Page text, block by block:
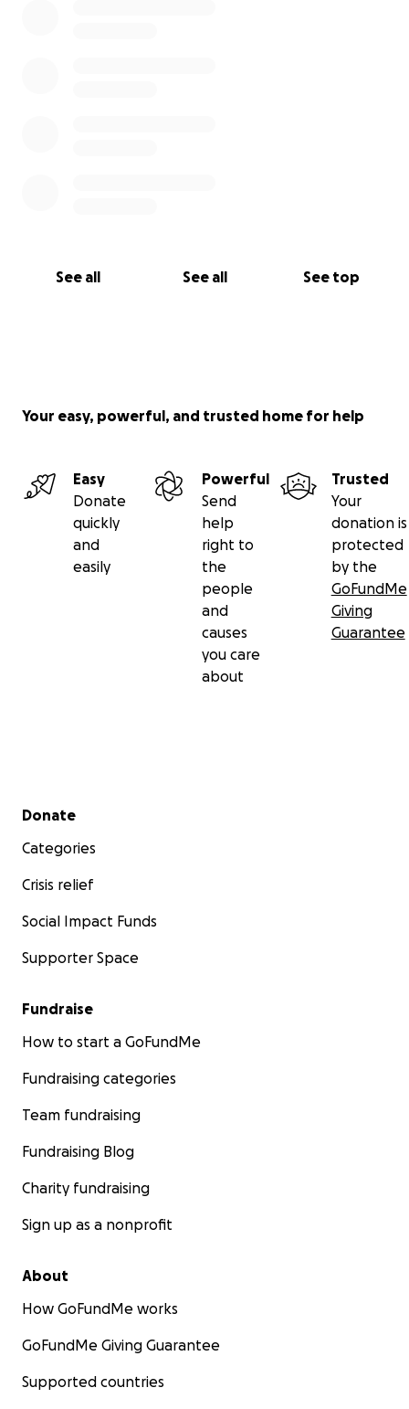
See all See all See top
Your easy, powerful, and trusted home for help
Easy
Donate
quickly
and
easily
Powerful
Send
help
right to
the
people
and
causes
you care
about
Trusted
Your
donation is
protected
by the
GoFundMe
Giving
Guarantee
Secondary menu
Donate
Categories
Crisis relief
Social Impact Funds
Supporter Space
Fundraise
How to start a GoFundMe
Fundraising categories
Team fundraising
Fundraising Blog
Charity fundraising
Sign up as a nonprofit
About
How GoFundMe works
GoFundMe Giving Guarantee
Supported countries